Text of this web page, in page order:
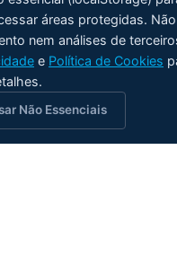
áreas protegidas. Não
nem análises de
e Política de Cookies
Não Essenciais